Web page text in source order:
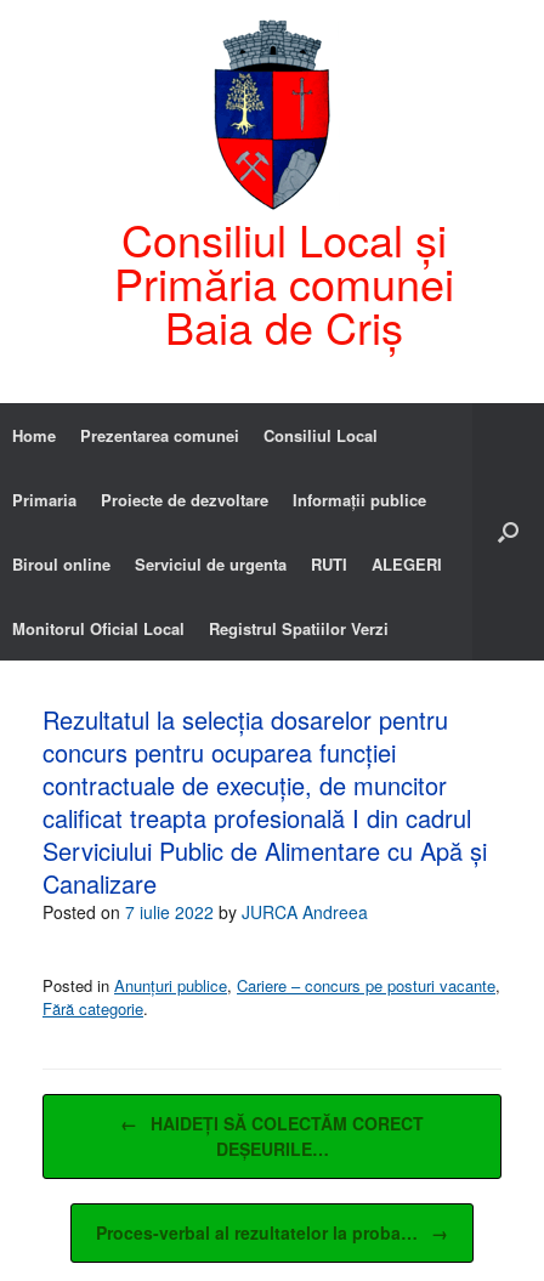
Consiliul Local și
Primăria comunei
Baia de Criș
Home Prezentarea comunei Consiliul Local
Primaria Proiecte de dezvoltare Informații publice
Biroul online Serviciul de urgenta RUTI ALEGERI
Monitorul Oficial Local Registrul Spatiilor Verzi
Rezultatul la selecția dosarelor pentru
concurs pentru ocuparea funcţiei
contractuale de execuţie, de muncitor
calificat treapta profesională I din cadrul
Serviciului Public de Alimentare cu Apă și
Canalizare
Posted on 7 iulie 2022 by JURCA Andreea
Posted in Anunțuri publice, Cariere – concurs pe posturi vacante,
Fără categorie.
Post navigation
←
HAIDEȚI SĂ COLECTĂM CORECT
DEȘEURILE…
Proces-verbal al rezultatelor la proba… →